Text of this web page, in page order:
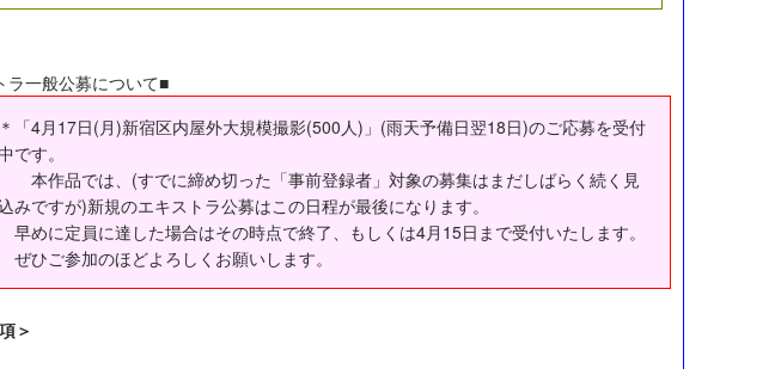
ラ一般公募について■
＊「4月17日(月)新宿区内屋外大規模撮影(500人)」(雨天予備日翌18日)のご応募を受付
です。
本作品では、(すでに締め切った「事前登録者」対象の募集はまだしばらく続く見
みですが)新規のエキストラ公募はこの日程が最後になります。
早めに定員に達した場合はその時点で終了、もしくは4月15日まで受付いたします。
ぜひご参加のほどよろしくお願いします。
＞